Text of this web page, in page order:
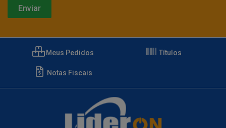
Meus Pedidos Títulos
Notas Fiscais